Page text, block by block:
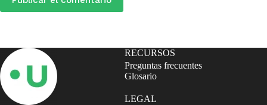
RECURSOS
Preguntas frecuentes
Glosario
LEGAL